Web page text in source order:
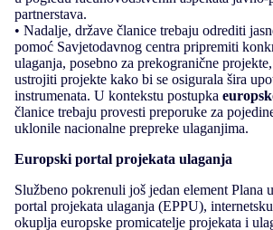
partnerstava.
• Nadalje, države članice trebaju odrediti
pomoć Savjetodavnog centra pripremiti
ulaganja, posebno za prekogranične
ustrojiti projekte kako bi se osigurala šira
instrumenata. U kontekstu postupka
članice trebaju provesti preporuke za
uklonile nacionalne prepreke ulaganjima.
Europski portal projekata ulaganja
Službeno pokrenuli još jedan element Plana
portal projekata ulaganja (EPPU),
okuplja europske promicatelje projekata i